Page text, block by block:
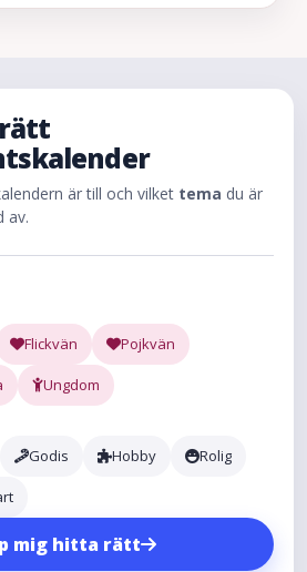
är till och vilket tema du är
av.
Flickvän Pojkvän
Ungdom
Godis Hobby Rolig
mig hitta rätt